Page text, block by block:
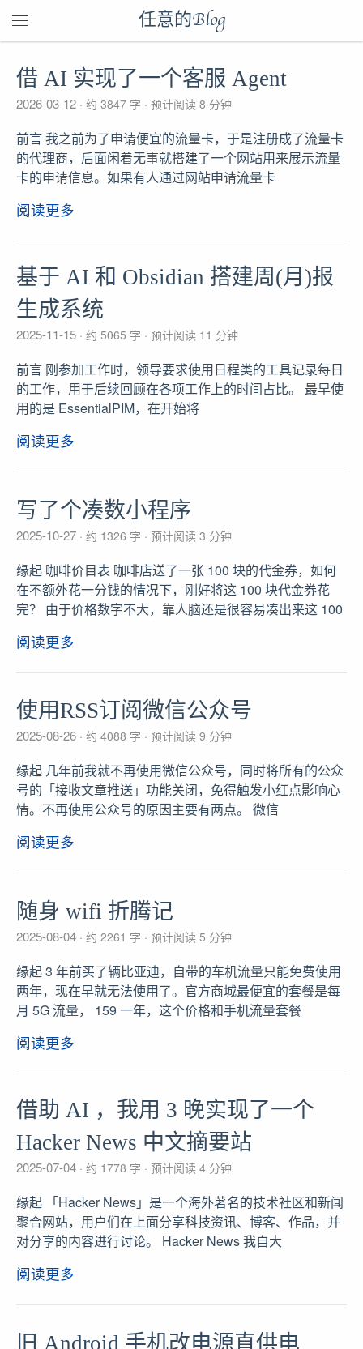
任意的Blog
借 AI 实现了一个客服 Agent
2026-03-12 约 3847 字 预计阅读 8 分钟
前言 我之前为了申请便宜的流量卡，于是注册成了流量卡
的代理商，后面闲着无事就搭建了一个网站用来展示流量
卡的申请信息。如果有人通过网站申请流量卡
阅读更多
基于 AI 和 Obsidian 搭建周(月)报
生成系统
2025-11-15 约 5065 字 预计阅读 11 分钟
前言 刚参加工作时，领导要求使用日程类的工具记录每日
的工作，用于后续回顾在各项工作上的时间占比。 最早使
用的是 EssentialPIM，在开始将
阅读更多
写了个凑数小程序
2025-10-27 约 1326 字 预计阅读 3 分钟
缘起 咖啡价目表 咖啡店送了一张 100 块的代金券，如何
在不额外花一分钱的情况下，刚好将这 100 块代金券花
完？ 由于价格数字不大，靠人脑还是很容易凑出来这 100
阅读更多
使用RSS订阅微信公众号
2025-08-26 约 4088 字 预计阅读 9 分钟
缘起 几年前我就不再使用微信公众号，同时将所有的公众
号的「接收文章推送」功能关闭，免得触发小红点影响心
情。不再使用公众号的原因主要有两点。 微信
阅读更多
随身 wifi 折腾记
2025-08-04 约 2261 字 预计阅读 5 分钟
缘起 3 年前买了辆比亚迪，自带的车机流量只能免费使用
两年，现在早就无法使用了。官方商城最便宜的套餐是每
月 5G 流量， 159 一年，这个价格和手机流量套餐
阅读更多
借助 AI ，我用 3 晚实现了一个
Hacker News 中文摘要站
2025-07-04 约 1778 字 预计阅读 4 分钟
缘起 「Hacker News」是一个海外著名的技术社区和新闻
聚合网站，用户们在上面分享科技资讯、博客、作品，并
对分享的内容进行讨论。 Hacker News 我自大
阅读更多
旧 Android 手机改电源直供电